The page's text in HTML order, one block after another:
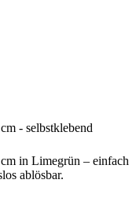
- selbstklebend
in Limegrün – einfach
ablösbar.